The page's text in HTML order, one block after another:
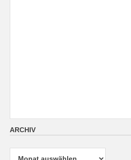
ARCHIV
Archiv